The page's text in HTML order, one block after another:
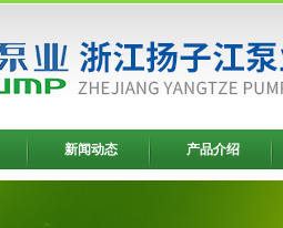
新闻动态 产品介绍